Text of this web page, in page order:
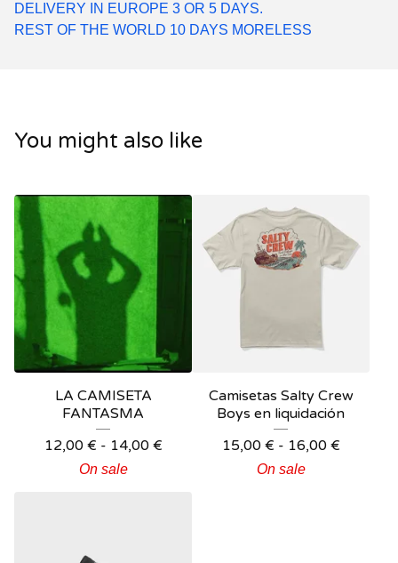
DELIVERY IN EUROPE 3 OR 5 DAYS.
REST OF THE WORLD 10 DAYS MORELESS
You might also like
LA CAMISETA
FANTASMA
12,00 € - 14,00 €
On sale
Camisetas Salty Crew
Boys en liquidación
15,00 € - 16,00 €
On sale